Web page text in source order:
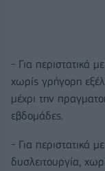
- Για περιστατικά
χωρίς γρήγορη
μέχρι την
εβδομάδες.
- Για περιστατικά
δυσλειτουργία,